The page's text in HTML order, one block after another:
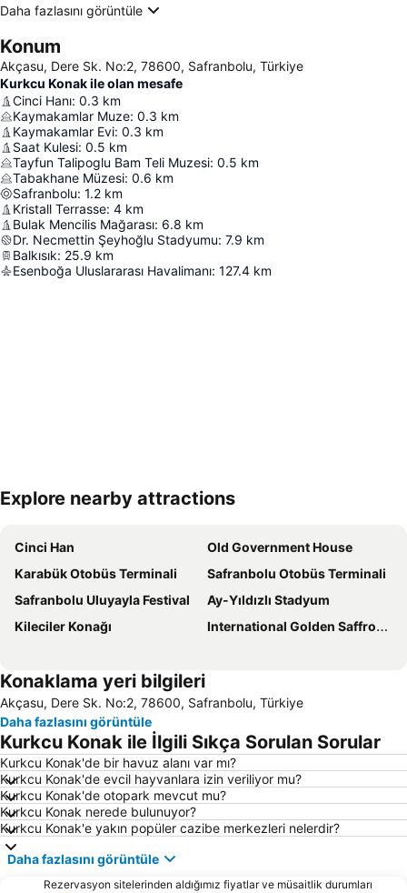
Daha fazlasını görüntüle
Konum
Akçasu, Dere Sk. No:2, 78600, Safranbolu, Türkiye
Kurkcu Konak ile olan mesafe
Cinci Hanı: 0.3 km
Kaymakamlar Muze: 0.3 km
Kaymakamlar Evi: 0.3 km
Saat Kulesi: 0.5 km
Tayfun Talipoglu Bam Teli Muzesi: 0.5 km
Tabakhane Müzesi: 0.6 km
Safranbolu: 1.2 km
Kristall Terrasse: 4 km
Bulak Mencilis Mağarası: 6.8 km
Dr. Necmettin Şeyhoğlu Stadyumu: 7.9 km
Balkısık: 25.9 km
Esenboğa Uluslararası Havalimanı: 127.4 km
Haritayı genişlet
Explore nearby attractions
Cinci Han
Old Government House
Karabük Otobüs Terminali
Safranbolu Otobüs Terminali
Safranbolu Uluyayla Festival
Ay-Yıldızlı Stadyum
Kileciler Konağı
International Golden Saffron Documentary Film Festival
Konaklama yeri bilgileri
Akçasu, Dere Sk. No:2, 78600, Safranbolu, Türkiye
Daha fazlasını görüntüle
Kurkcu Konak ile İlgili Sıkça Sorulan Sorular
Kurkcu Konak'de bir havuz alanı var mı?
Kurkcu Konak'de evcil hayvanlara izin veriliyor mu?
Kurkcu Konak'de otopark mevcut mu?
Kurkcu Konak nerede bulunuyor?
Kurkcu Konak'e yakın popüler cazibe merkezleri nelerdir?
Daha fazlasını görüntüle
Rezervasyon sitelerinden aldığımız fiyatlar ve müsaitlik durumları